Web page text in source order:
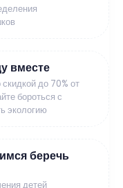
вместе
до 70% от
бороться с
экологию
беречь
детей